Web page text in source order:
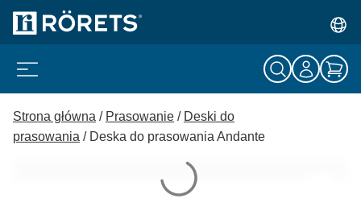
Strona główna / Prasowanie / Deski do
prasowania / Deska do prasowania Andante